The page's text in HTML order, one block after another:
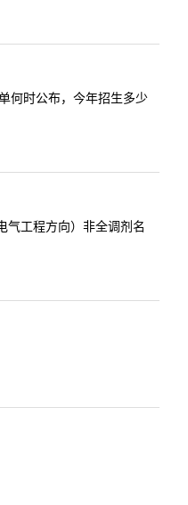
何时公布，今年招生多少
工程方向）非全调剂名